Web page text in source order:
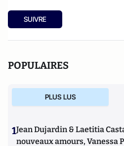
SUIVRE
POPULAIRES
PLUS LUS
1Jean Dujardin & Laetitia
nouveaux amours, Vanessa